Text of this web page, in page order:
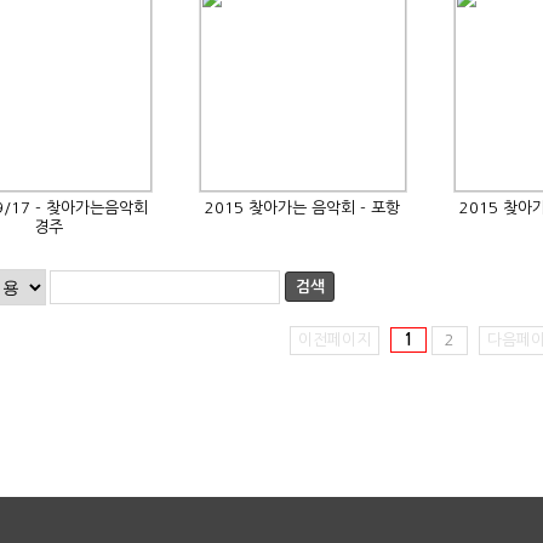
- 찾아가는음악회
경주
2015 찾아가는 음악회 - 포항 2015 찾아
검색
이전페이지 1 2 다음페